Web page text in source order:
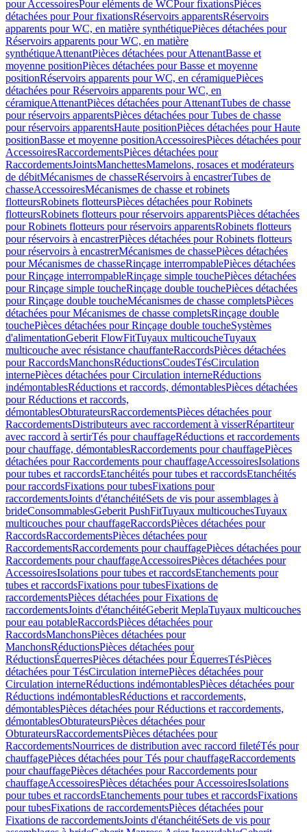
pour AccessoiresPour eléments de WCPour fixationsPièces
détachées pour Pour fixationsRéservoirs apparentsRéservoirs
apparents pour WC, en matière synthétiquePièces détachées pour
Réservoirs apparents pour WC, en matière
synthétiqueAttenantPièces détachées pour AttenantBasse et
moyenne positionPièces détachées pour Basse et moyenne
positionRéservoirs apparents pour WC, en céramiquePièces
détachées pour Réservoirs apparents pour WC, en
céramiqueAttenantPièces détachées pour AttenantTubes de chasse
pour réservoirs apparentsPièces détachées pour Tubes de chasse
pour réservoirs apparentsHaute positionPièces détachées pour Haute
positionBasse et moyenne positionAccessoiresPièces détachées pour
AccessoiresRaccordementsPièces détachées pour
RaccordementsJointsManchettesMamelons, rosaces et modérateurs
de débitMécanismes de chasseRéservoirs à encastrerTubes de
chasseAccessoiresMécanismes de chasse et robinets
flotteursRobinets flotteursPièces détachées pour Robinets
flotteursRobinets flotteurs pour réservoirs apparentsPièces détachées
pour Robinets flotteurs pour réservoirs apparentsRobinets flotteurs
pour réservoirs à encastrerPièces détachées pour Robinets flotteurs
pour réservoirs à encastrerMécanismes de chassePièces détachées
pour Mécanismes de chasseRinçage interrompablePièces détachées
pour Rinçage interrompableRinçage simple touchePièces détachées
pour Rinçage simple toucheRinçage double touchePièces détachées
pour Rinçage double toucheMécanismes de chasse completsPièces
détachées pour Mécanismes de chasse completsRinçage double
touchePièces détachées pour Rinçage double toucheSystèmes
d'alimentationGeberit FlowFitTuyaux multicoucheTuyaux
multicouche avec résistance chauffanteRaccordsPièces détachées
pour RaccordsManchonsRéductionsCoudesTésCirculation
internePièces détachées pour Circulation interneRéductions
indémontablesRéductions et raccords, démontablesPièces détachées
pour Réductions et raccords,
démontablesObturateursRaccordementsPièces détachées pour
RaccordementsDistributeurs avec raccordement à visserRépartiteur
avec raccord à sertirTés pour chauffageRéductions et raccordements
pour chauffage, démontablesRaccordements pour chauffagePièces
détachées pour Raccordements pour chauffageAccessoiresIsolations
pour tubes et raccordsEtanchéités pour tubes et raccordsEtanchéités
pour raccordsFixations pour tubesFixations pour
raccordementsJoints d'étanchéitéSets de vis pour assemblages à
brideConsommablesGeberit PushFitTuyaux multicouchesTuyaux
multicouches pour chauffageRaccordsPièces détachées pour
RaccordsRaccordementsPièces détachées pour
RaccordementsRaccordements pour chauffagePièces détachées pour
Raccordements pour chauffageAccessoiresPièces détachées pour
AccessoiresIsolations pour tubes et raccordsEtanchements pour
tubes et raccordsFixations pour tubesFixations de
raccordementsPièces détachées pour Fixations de
raccordementsJoints d'étanchéitéGeberit MeplaTuyaux multicouches
pour eau potableRaccordsPièces détachées pour
RaccordsManchonsPièces détachées pour
ManchonsRéductionsPièces détachées pour
RéductionsÉquerresPièces détachées pour ÉquerresTésPièces
détachées pour TésCirculation internePièces détachées pour
Circulation interneRéductions indémontablesPièces détachées pour
Réductions indémontablesRéductions et raccordements,
démontablesPièces détachées pour Réductions et raccordements,
démontablesObturateursPièces détachées pour
ObturateursRaccordementsPièces détachées pour
RaccordementsNourrices de distribution avec raccord filetéTés pour
chauffagePièces détachées pour Tés pour chauffageRaccordements
pour chauffagePièces détachées pour Raccordements pour
chauffageAccessoiresPièces détachées pour AccessoiresIsolations
pour tubes et raccordsEtanchements pour tubes et raccordsFixations
pour tubesFixations de raccordementsPièces détachées pour
Fixations de raccordementsJoints d'étanchéitéSets de vis pour